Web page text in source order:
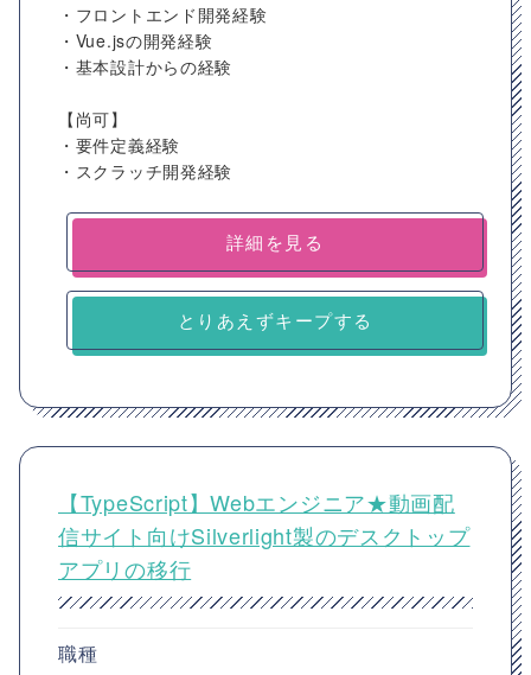
・フロントエンド開発経験
・Vue.jsの開発経験
・基本設計からの経験
【尚可】
・要件定義経験
・スクラッチ開発経験
詳細を見る
とりあえずキープする
【TypeScript】Webエンジニア★動画配
信サイト向けSilverlight製のデスクトップ
アプリの移行
職種